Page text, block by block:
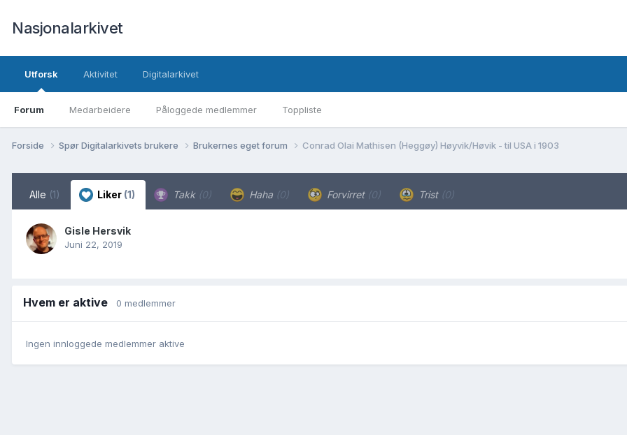
Nasjonalarkivet
Utforsk
Forum Medarbeidere Påloggede medlemmer Toppliste
Aktivitet Digitalarkivet
Forside Spør Digitalarkivets brukere Brukernes eget forum Conrad Olai Mathisen (Heggøy) Høyvik/Høvik - til USA i 1903
Alle (1) Liker (1) Takk (0) Haha (0) Forvirret (0) Trist (0)
Gisle Hersvik
Juni 22, 2019
Hvem er aktive 0 medlemmer
Ingen innloggede medlemmer aktive